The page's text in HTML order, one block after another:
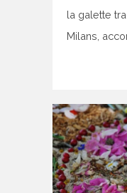
la galette
Milans,